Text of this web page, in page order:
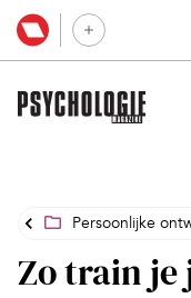
Persoonlijke
Zo train je